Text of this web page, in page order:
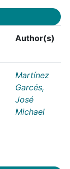
Author(s)
Martínez
Garcés,
José
Michael